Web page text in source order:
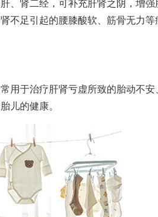
肾二经，可补充肝肾之阴，增强
不足引起的腰膝酸软、筋骨无力等
于治疗肝肾亏虚所致的胎动不安
儿的健康。